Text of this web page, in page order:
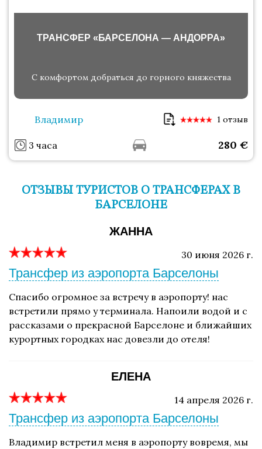
ТРАНСФЕР «БАРСЕЛОНА — АНДОРРА»
С комфортом добраться до горного княжества
Владимир 1 отзыв
3 часа 280 €
ОТЗЫВЫ ТУРИСТОВ О ТРАНСФЕРАХ В
БАРСЕЛОНЕ
ЖАННА
30 июня 2026 г.
Трансфер из аэропорта Барселоны
Спасибо огромное за встречу в аэропорту! нас
встретили прямо у терминала. Напоили водой и с
рассказами о прекрасной Барселоне и ближайших
курортных городках нас довезли до отеля!
ЕЛЕНА
14 апреля 2026 г.
Трансфер из аэропорта Барселоны
Владимир встретил меня в аэропорту вовремя, мы